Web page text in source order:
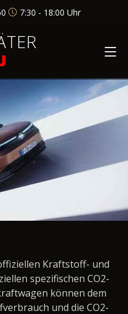
7:30 - 18:00 Uhr
Kraftstoff- und
spezifischen CO2-
können dem
und die CO2-